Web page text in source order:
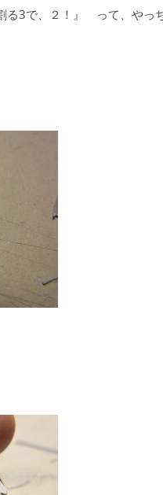
る3で、２！』 って、やっ